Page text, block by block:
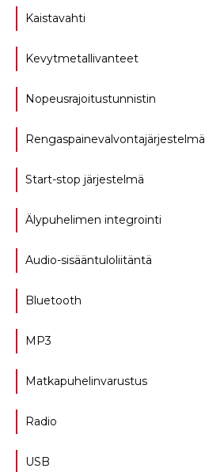
Kaistavahti
Kevytmetallivanteet
Nopeusrajoitustunnistin
Rengaspainevalvontajärjestelmä
Start-stop järjestelmä
Älypuhelimen integrointi
Audio-sisääntuloliitäntä
Bluetooth
MP3
Matkapuhelinvarustus
Radio
USB